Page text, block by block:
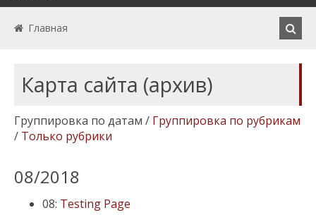
Главная
Карта сайта (архив)
Группировка по датам / Группировка по рубрикам
/ Только рубрики
08/2018
08: Testing Page